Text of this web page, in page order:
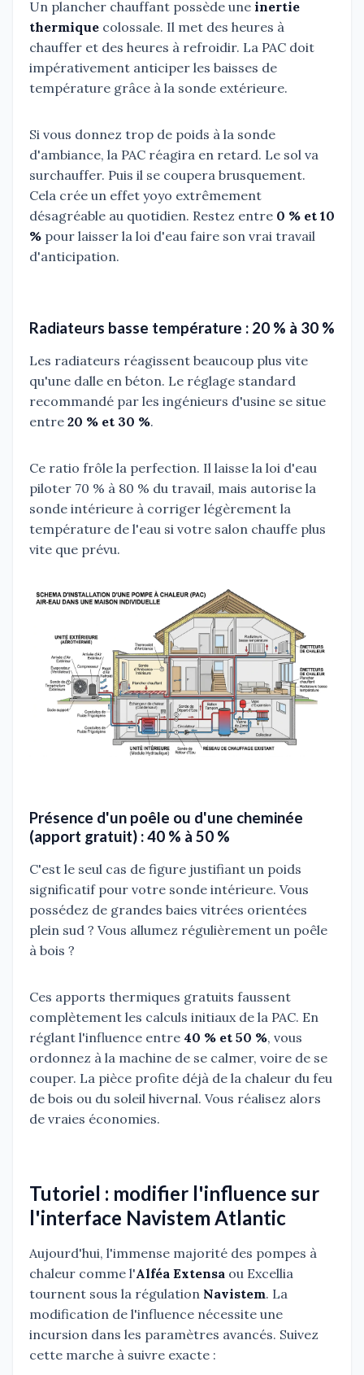
Un plancher chauffant possède une inertie
thermique colossale. Il met des heures à
chauffer et des heures à refroidir. La PAC doit
impérativement anticiper les baisses de
température grâce à la sonde extérieure.
Si vous donnez trop de poids à la sonde
d'ambiance, la PAC réagira en retard. Le sol va
surchauffer. Puis il se coupera brusquement.
Cela crée un effet yoyo extrêmement
désagréable au quotidien. Restez entre 0 % et 10
% pour laisser la loi d'eau faire son vrai travail
d'anticipation.
Radiateurs basse température : 20 % à 30 %
Les radiateurs réagissent beaucoup plus vite
qu'une dalle en béton. Le réglage standard
recommandé par les ingénieurs d'usine se situe
entre 20 % et 30 %.
Ce ratio frôle la perfection. Il laisse la loi d'eau
piloter 70 % à 80 % du travail, mais autorise la
sonde intérieure à corriger légèrement la
température de l'eau si votre salon chauffe plus
vite que prévu.
Présence d'un poêle ou d'une cheminée
(apport gratuit) : 40 % à 50 %
C'est le seul cas de figure justifiant un poids
significatif pour votre sonde intérieure. Vous
possédez de grandes baies vitrées orientées
plein sud ? Vous allumez régulièrement un poêle
à bois ?
Ces apports thermiques gratuits faussent
complètement les calculs initiaux de la PAC. En
réglant l'influence entre 40 % et 50 %, vous
ordonnez à la machine de se calmer, voire de se
couper. La pièce profite déjà de la chaleur du feu
de bois ou du soleil hivernal. Vous réalisez alors
de vraies économies.
Tutoriel : modifier l'influence sur
l'interface Navistem Atlantic
Aujourd'hui, l'immense majorité des pompes à
chaleur comme l'Alféa Extensa ou Excellia
tournent sous la régulation Navistem. La
modification de l'influence nécessite une
incursion dans les paramètres avancés. Suivez
cette marche à suivre exacte :